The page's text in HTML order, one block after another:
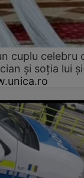
cuplu celebru
și soția lui